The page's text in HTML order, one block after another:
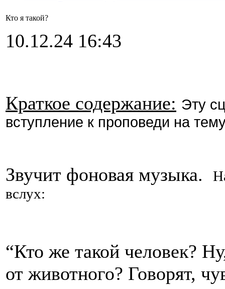
Кто я такой?
10.12.24 16:43
Краткое содержание: Эту
вступление к проповеди на
Звучит фоновая музыка.
вслух:
“Кто же такой человек?
от животного? Говорят,